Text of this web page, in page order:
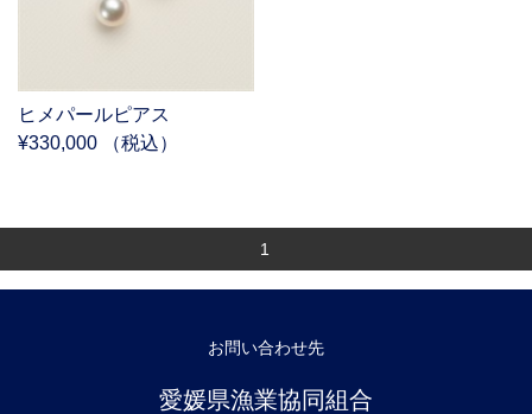
ヒメパールピアス
¥330,000 （税込）
1
お問い合わせ先
愛媛県漁業協同組合